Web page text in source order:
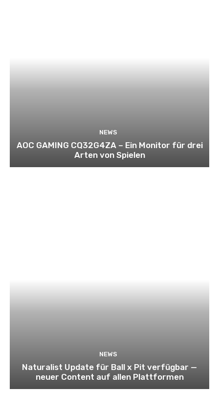
NEWS
AOC GAMING CQ32G4ZA – Ein Monitor für drei
Arten von Spielen
NEWS
Naturalist Update für Ball x Pit verfügbar —
neuer Content auf allen Plattformen